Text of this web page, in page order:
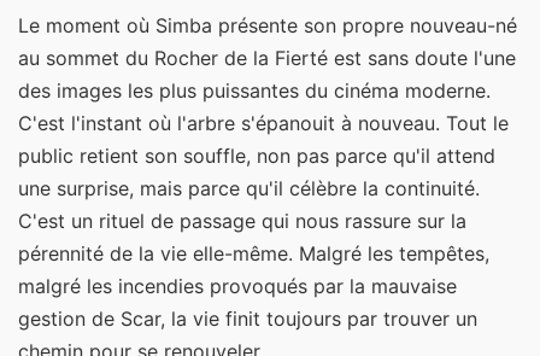
Le moment où Simba présente son propre nouveau-né
au sommet du Rocher de la Fierté est sans doute l'une
des images les plus puissantes du cinéma moderne.
C'est l'instant où l'arbre s'épanouit à nouveau. Tout le
public retient son souffle, non pas parce qu'il attend
une surprise, mais parce qu'il célèbre la continuité.
C'est un rituel de passage qui nous rassure sur la
pérennité de la vie elle-même. Malgré les tempêtes,
malgré les incendies provoqués par la mauvaise
gestion de Scar, la vie finit toujours par trouver un
chemin pour se renouveler.